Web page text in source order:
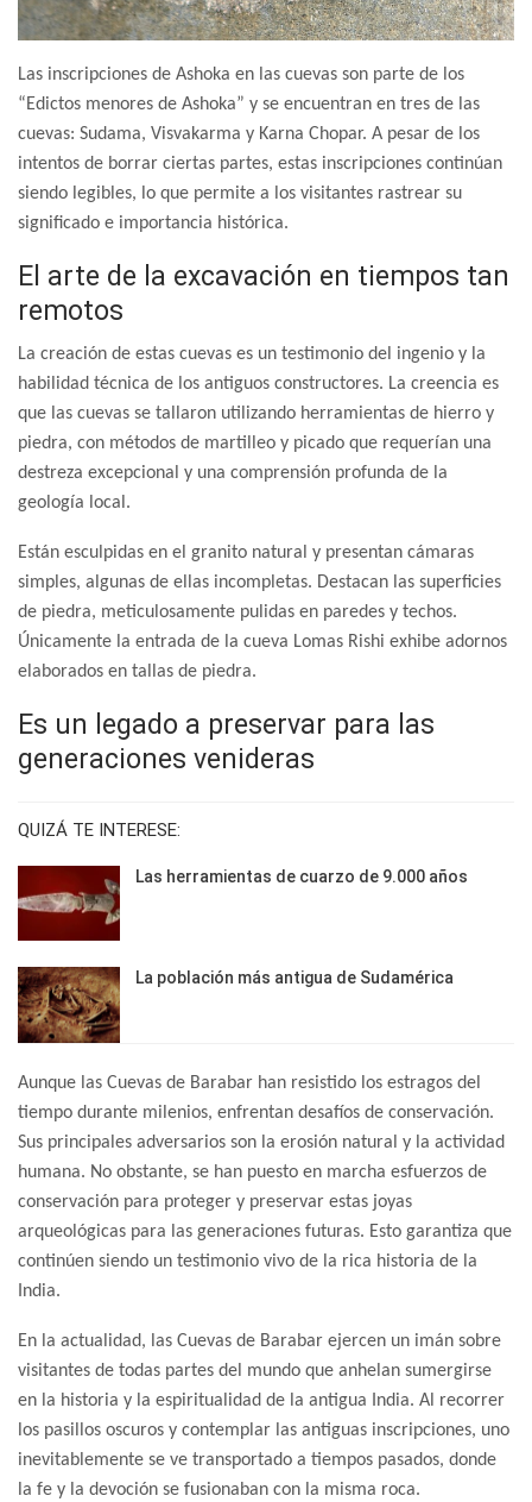
Las inscripciones de Ashoka en las cuevas son parte de los
“Edictos menores de Ashoka” y se encuentran en tres de las
cuevas: Sudama, Visvakarma y Karna Chopar. A pesar de los
intentos de borrar ciertas partes, estas inscripciones continúan
siendo legibles, lo que permite a los visitantes rastrear su
significado e importancia histórica.
El arte de la excavación en tiempos tan
remotos
La creación de estas cuevas es un testimonio del ingenio y la
habilidad técnica de los antiguos constructores. La creencia es
que las cuevas se tallaron utilizando herramientas de hierro y
piedra, con métodos de martilleo y picado que requerían una
destreza excepcional y una comprensión profunda de la
geología local.
Están esculpidas en el granito natural y presentan cámaras
simples, algunas de ellas incompletas. Destacan las superficies
de piedra, meticulosamente pulidas en paredes y techos.
Únicamente la entrada de la cueva Lomas Rishi exhibe adornos
elaborados en tallas de piedra.
Es un legado a preservar para las
generaciones venideras
QUIZÁ TE INTERESE:
Las herramientas de cuarzo de 9.000 años
La población más antigua de Sudamérica
Aunque las Cuevas de Barabar han resistido los estragos del
tiempo durante milenios, enfrentan desafíos de conservación.
Sus principales adversarios son la erosión natural y la actividad
humana. No obstante, se han puesto en marcha esfuerzos de
conservación para proteger y preservar estas joyas
arqueológicas para las generaciones futuras. Esto garantiza que
continúen siendo un testimonio vivo de la rica historia de la
India.
En la actualidad, las Cuevas de Barabar ejercen un imán sobre
visitantes de todas partes del mundo que anhelan sumergirse
en la historia y la espiritualidad de la antigua India. Al recorrer
los pasillos oscuros y contemplar las antiguas inscripciones, uno
inevitablemente se ve transportado a tiempos pasados, donde
la fe y la devoción se fusionaban con la misma roca.